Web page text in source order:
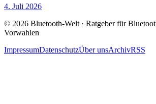
4. Juli 2026
© 2026 Bluetooth-Welt · Ratgeber für
Vorwahlen
ImpressumDatenschutzÜber unsArchivRSS